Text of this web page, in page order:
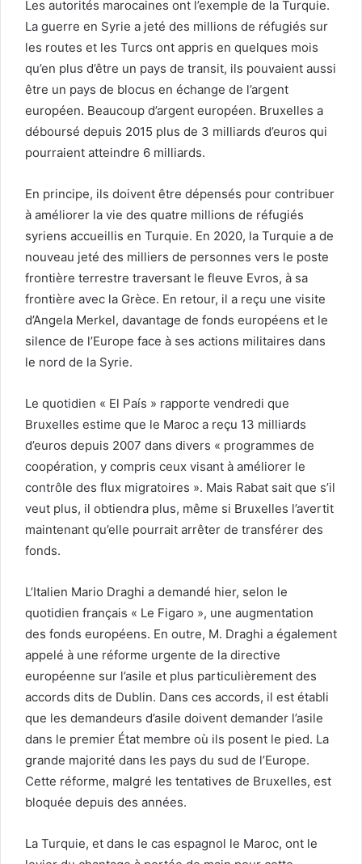
Les autorités marocaines ont l’exemple de la Turquie.
La guerre en Syrie a jeté des millions de réfugiés sur
les routes et les Turcs ont appris en quelques mois
qu’en plus d’être un pays de transit, ils pouvaient aussi
être un pays de blocus en échange de l’argent
européen. Beaucoup d’argent européen. Bruxelles a
déboursé depuis 2015 plus de 3 milliards d’euros qui
pourraient atteindre 6 milliards.
En principe, ils doivent être dépensés pour contribuer
à améliorer la vie des quatre millions de réfugiés
syriens accueillis en Turquie. En 2020, la Turquie a de
nouveau jeté des milliers de personnes vers le poste
frontière terrestre traversant le fleuve Evros, à sa
frontière avec la Grèce. En retour, il a reçu une visite
d’Angela Merkel, davantage de fonds européens et le
silence de l’Europe face à ses actions militaires dans
le nord de la Syrie.
Le quotidien « El País » rapporte vendredi que
Bruxelles estime que le Maroc a reçu 13 milliards
d’euros depuis 2007 dans divers « programmes de
coopération, y compris ceux visant à améliorer le
contrôle des flux migratoires ». Mais Rabat sait que s’il
veut plus, il obtiendra plus, même si Bruxelles l’avertit
maintenant qu’elle pourrait arrêter de transférer des
fonds.
L’Italien Mario Draghi a demandé hier, selon le
quotidien français « Le Figaro », une augmentation
des fonds européens. En outre, M. Draghi a également
appelé à une réforme urgente de la directive
européenne sur l’asile et plus particulièrement des
accords dits de Dublin. Dans ces accords, il est établi
que les demandeurs d’asile doivent demander l’asile
dans le premier État membre où ils posent le pied. La
grande majorité dans les pays du sud de l’Europe.
Cette réforme, malgré les tentatives de Bruxelles, est
bloquée depuis des années.
La Turquie, et dans le cas espagnol le Maroc, ont le